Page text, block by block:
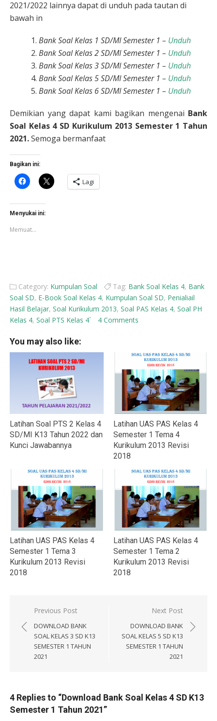
2021/2022 lainnya dapat di unduh pada tautan di
bawah in
Bank Soal Kelas 1 SD/MI Semester 1 – Unduh
Bank Soal Kelas 2 SD/MI Semester 1 – Unduh
Bank Soal Kelas 3 SD/MI Semester 1 – Unduh
Bank Soal Kelas 5 SD/MI Semester 1 – Unduh
Bank Soal Kelas 6 SD/MI Semester 1 – Unduh
Demikian yang dapat kami bagikan mengenai Bank
Soal Kelas 4 SD Kurikulum 2013 Semester 1 Tahun
2021.Semoga bermanfaat
Bagikan ini:
Klik
untuk
Facebook(Membuka
di
jendela
baru)
Klik
untuk Lagi
Menyukai ini:
Memuat...
Category: Kumpulan Soal Tag: Bank Soal Kelas 4, Bank
Soal SD, E-Book Soal Kelas 4, Kumpulan Soal SD, Penialiail
Hasil Belajar, Soal Kurikulum 2013, Soal PAS Kelas 4, Soal PH
Kelas 4, Soal PTS Kelas 4` 4 Comments
You may also like:
Latihan Soal PTS 2 Kelas 4
SD/MI K13 Tahun 2022 dan
Kunci Jawabannya
Latihan UAS PAS Kelas 4
Semester 1 Tema 4
Kurikulum 2013 Revisi
2018
Latihan UAS PAS Kelas 4
Semester 1 Tema 3
Kurikulum 2013 Revisi
2018
Latihan UAS PAS Kelas 4
Semester 1 Tema 2
Kurikulum 2013 Revisi
2018
Navigasi
pos
Previous Post
DOWNLOAD BANK
SOAL KELAS 3 SD K13
SEMESTER 1 TAHUN
2021
Next Post
DOWNLOAD BANK
SOAL KELAS 5 SD K13
SEMESTER 1 TAHUN
2021
4 Replies to “Download Bank Soal Kelas 4 SD K13
Semester 1 Tahun 2021”